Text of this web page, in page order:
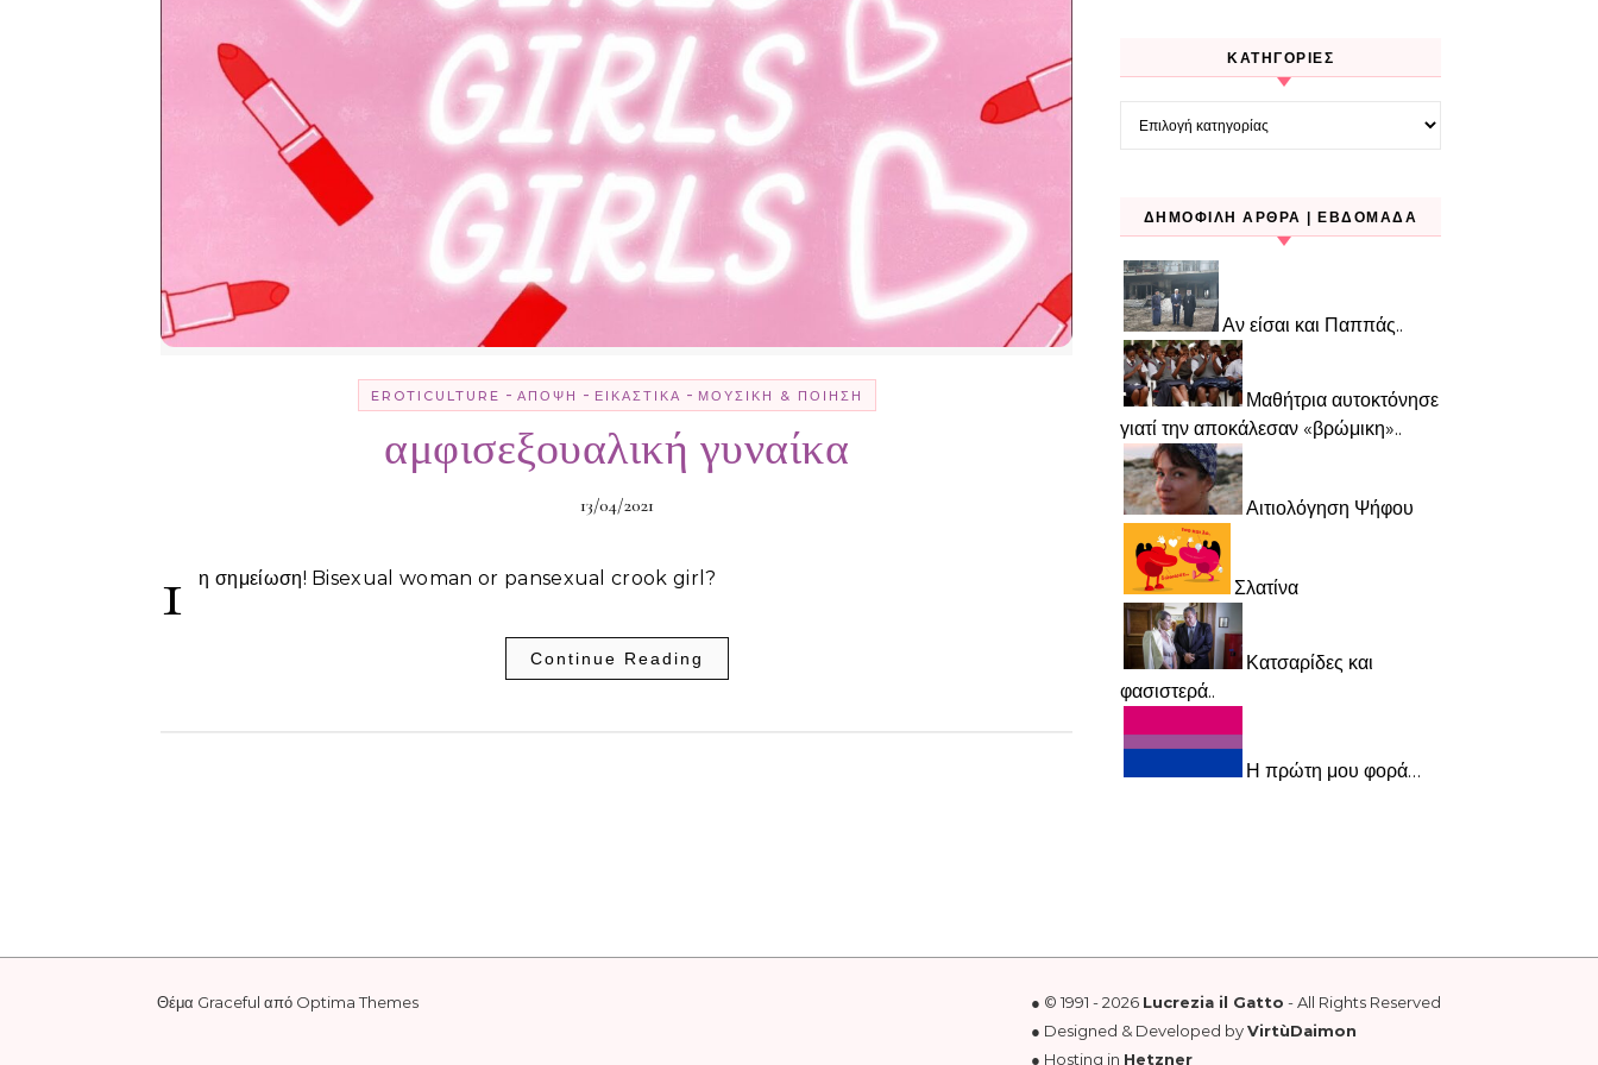
EROTICULTURE - ΆΠΟΨΗ - ΕΙΚΑΣΤΙΚΆ - ΜΟΥΣΙΚΉ & ΠΟΊΗΣΗ
αμφισεξουαλική γυναίκα
13/04/2021
1 η σημείωση! Bisexual woman or pansexual crook girl?
Continue Reading
KΑΤΗΓΟΡΊΕΣ
Kατηγορίες
ΔΗΜΟΦΙΛΉ ΆΡΘΡΑ | ΕΒΔΟΜΆΔΑ
Αν είσαι και Παππάς..
Μαθήτρια αυτοκτόνησε
γιατί την αποκάλεσαν «βρώμικη»..
Αιτιολόγηση Ψήφου
Σλατίνα
Κατσαρίδες και
φασιστερά..
Η πρώτη μου φορά…
● © 1991 - 2026 Lucrezia il Gatto - All Rights Reserved
● Designed & Developed byVirtùDaimon
● Hosting in Hetzner
Θέμα Graceful από Optima Themes